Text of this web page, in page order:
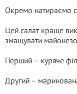
Окремо натираємо
Цей салат краще
змащувати
Перший – куряче
Другий –